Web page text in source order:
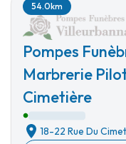
Pompes
Marbrerie
Cimetière
54.0km
18-22 Rue Du